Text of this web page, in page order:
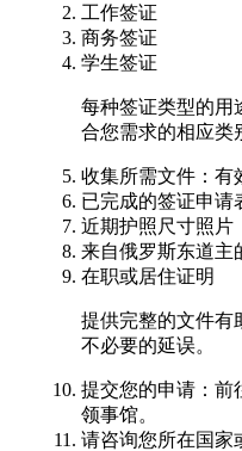
工作签证
商务签证
学生签证
每种签证类型的用
合您需求的相应类
收集所需文件：有
已完成的签证申请
近期护照尺寸照片
来自俄罗斯东道主
在职或居住证明
提供完整的文件有
不必要的延误。
提交您的申请：前
领事馆。
请咨询您所在国家